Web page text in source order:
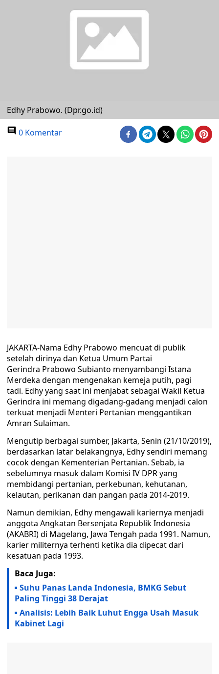
Edhy Prabowo. (Dpr.go.id)
0 Komentar
JAKARTA-Nama Edhy Prabowo mencuat di publik
setelah dirinya dan Ketua Umum Partai
Gerindra Prabowo Subianto menyambangi Istana
Merdeka dengan mengenakan kemeja putih, pagi
tadi. Edhy yang saat ini menjabat sebagai Wakil Ketua
Gerindra ini memang digadang-gadang menjadi calon
terkuat menjadi Menteri Pertanian menggantikan
Amran Sulaiman.
Mengutip berbagai sumber, Jakarta, Senin (21/10/2019),
berdasarkan latar belakangnya, Edhy sendiri memang
cocok dengan Kementerian Pertanian. Sebab, ia
sebelumnya masuk dalam Komisi IV DPR yang
membidangi pertanian, perkebunan, kehutanan,
kelautan, perikanan dan pangan pada 2014-2019.
Namun demikian, Edhy mengawali kariernya menjadi
anggota Angkatan Bersenjata Republik Indonesia
(AKABRI) di Magelang, Jawa Tengah pada 1991. Namun,
karier militernya terhenti ketika dia dipecat dari
kesatuan pada 1993.
Baca Juga:
Suhu Panas Landa Indonesia, BMKG Sebut
Paling Tinggi 38 Derajat
Analisis: Lebih Baik Luhut Engga Usah Masuk
Kabinet Lagi